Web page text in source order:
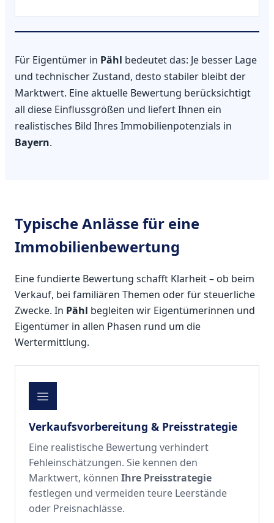
Für Eigentümer in Pähl bedeutet das: Je besser Lage
und technischer Zustand, desto stabiler bleibt der
Marktwert. Eine aktuelle Bewertung berücksichtigt
all diese Einflussgrößen und liefert Ihnen ein
realistisches Bild Ihres Immobilienpotenzials in
Bayern.
Typische Anlässe für eine
Immobilienbewertung
Eine fundierte Bewertung schafft Klarheit – ob beim
Verkauf, bei familiären Themen oder für steuerliche
Zwecke. In Pähl begleiten wir Eigentümerinnen und
Eigentümer in allen Phasen rund um die
Wertermittlung.
Verkaufsvorbereitung & Preisstrategie
Eine realistische Bewertung verhindert
Fehleinschätzungen. Sie kennen den
Marktwert, könnenIhre Preisstrategie
festlegen und vermeiden teure Leerstände
oder Preisnachlässe.